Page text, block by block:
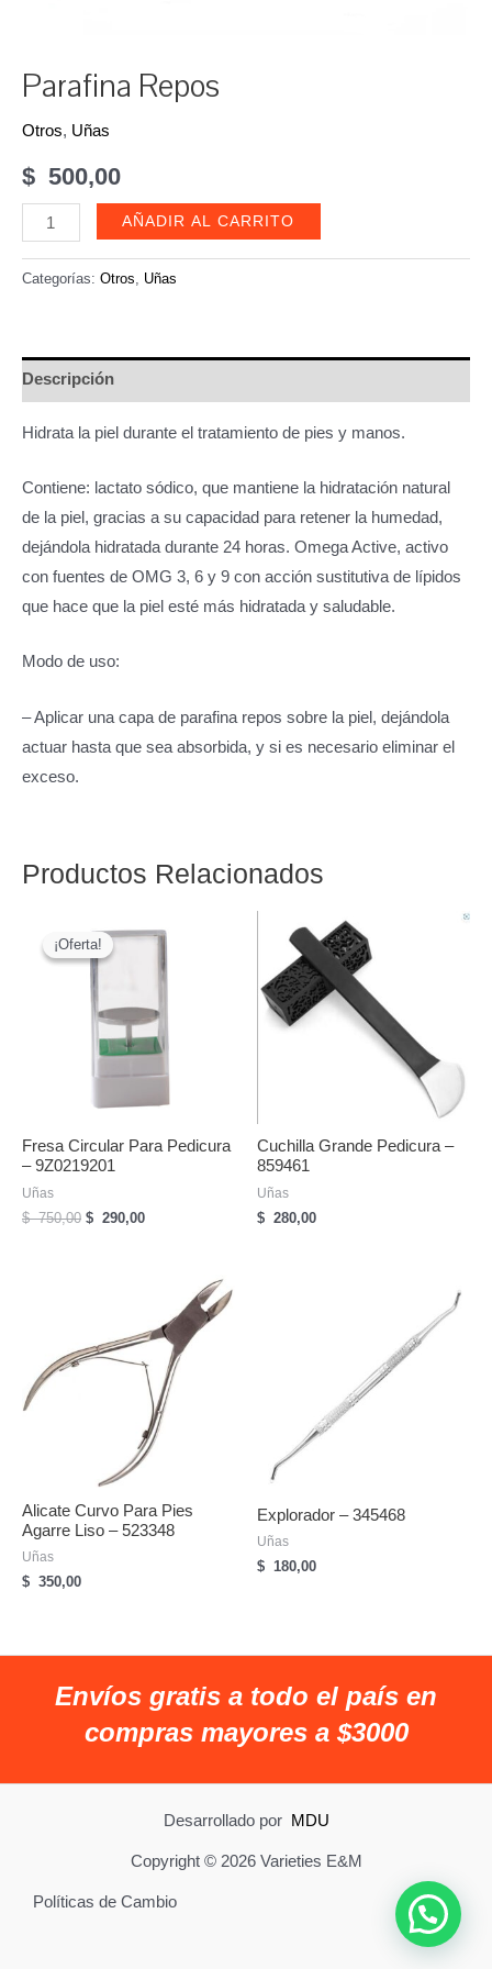
Parafina Repos
Otros, Uñas
$ 500,00
Parafina
Repos
cantidad
AÑADIR AL CARRITO
Categorías: Otros, Uñas
Descripción
Hidrata la piel durante el tratamiento de pies y manos.
Contiene: lactato sódico, que mantiene la hidratación natural
de la piel, gracias a su capacidad para retener la humedad,
dejándola hidratada durante 24 horas. Omega Active, activo
con fuentes de OMG 3, 6 y 9 con acción sustitutiva de lípidos
que hace que la piel esté más hidratada y saludable.
Modo de uso:
– Aplicar una capa de parafina repos sobre la piel, dejándola
actuar hasta que sea absorbida, y si es necesario eliminar el
exceso.
Productos Relacionados
¡Oferta!
¡Oferta!
Fresa Circular Para Pedicura
– 9Z0219201
Uñas
$750,00 El
$ 290,00El
290,00.
Cuchilla Grande Pedicura –
859461
Uñas
$ 280,00
Alicate Curvo Para Pies
Agarre Liso – 523348
Uñas
$ 350,00
Explorador – 345468
Uñas
$ 180,00
Envíos gratis a todo el país en
compras mayores a $3000
Desarrollado por MDU
Copyright © 2026 Varieties E&M
Políticas de Cambio